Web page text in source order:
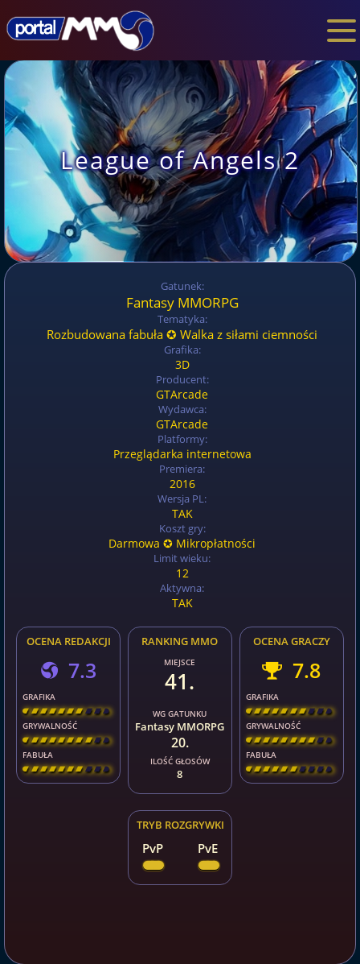
League of Angels 2
Gatunek:
Fantasy MMORPG
Tematyka:
Rozbudowana fabuła ✪ Walka z siłami ciemności
Grafika:
3D
Producent:
GTArcade
Wydawca:
GTArcade
Platformy:
Przeglądarka internetowa
Premiera:
2016
Wersja PL:
TAK
Koszt gry:
Darmowa ✪ Mikropłatności
Limit wieku:
12
Aktywna:
TAK
TRYB ROZGRYWKI
PvP PvE
RANKING MMO
MIEJSCE
41.
WG GATUNKU
Fantasy MMORPG
20.
ILOŚĆ GŁOSÓW
8
OCENA GRACZY
7.8
GRAFIKA
[ \ \ \ \ \ \ \ \ ]
GRYWALNOŚĆ
[ \ \ \ \ \ \ \ \ ]
FABUŁA
[ \ \ \ \ \ \ \ \ ]
OCENA REDAKCJI
7.3
GRAFIKA
[ \ \ \ \ \ \ \ \ ]
GRYWALNOŚĆ
[ \ \ \ \ \ \ \ \ ]
FABUŁA
[ \ \ \ \ \ \ \ \ ]